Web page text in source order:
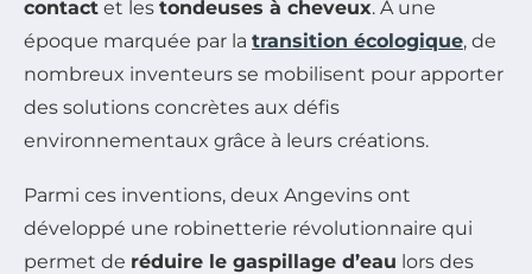
contact et les tondeuses à cheveux. À une
époque marquée par la transition écologique, de
nombreux inventeurs se mobilisent pour apporter
des solutions concrètes aux défis
environnementaux grâce à leurs créations.
Parmi ces inventions, deux Angevins ont
développé une robinetterie révolutionnaire qui
permet de réduire le gaspillage d’eau lors des